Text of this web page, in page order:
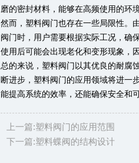
磨的密封材料，能够在高频使用的环
然而，塑料阀门也存在一些局限性。
阀门时，用户需要根据实际工况，确
使用后可能会出现老化和变形现象，
总的来说，塑料阀门以其优良的耐腐
断进步，塑料阀门的应用领域将进一
能提高系统的效率，还能确保安全和
上一篇:塑料阀门的应用范围
下一篇:塑料蝶阀的结构设计